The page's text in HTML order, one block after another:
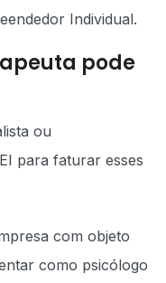
Individual.
pode
ou
para faturar esses
com objeto
como psicólogo